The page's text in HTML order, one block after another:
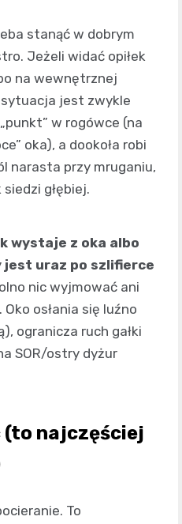
stanąć w dobrym
Jeżeli widać opiłek
na wewnętrznej
jest zwykle
w rogówce (na
oka), a dookoła robi
narasta przy mruganiu,
głębiej.
wystaje z oka albo
jest uraz po szlifierce
nic wyjmować ani
Oko osłania się luźno
ogranicza ruch gałki
SOR/ostry dyżur
(to najczęściej
To